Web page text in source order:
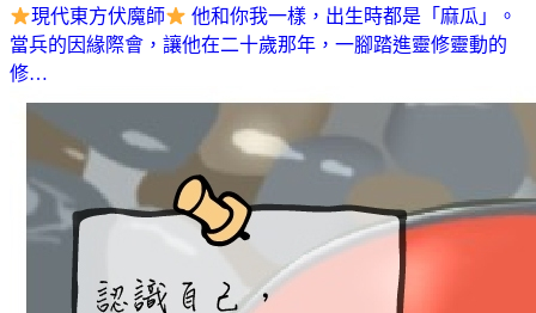
現代東方伏魔師
他和你我一樣，出生時都是「麻瓜」。
當兵的因緣際會，讓他在二十歲那年，一腳踏進靈修靈動的
修…